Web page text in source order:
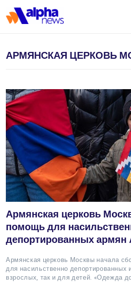
АРМЯНСКАЯ ЦЕРКОВЬ
Армянская церковь
помощь для
депортированных армян
Армянская церковь Москвы начала
для насильственно депортированных
взрослых, так и для детей. «Одежда